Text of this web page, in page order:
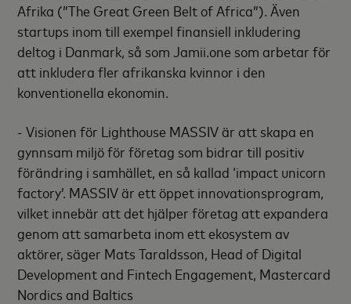
Afrika (”The Great Green Belt of Africa”). Även
startups inom till exempel finansiell inkludering
deltog i Danmark, så som Jamii.one som arbetar för
att inkludera fler afrikanska kvinnor i den
konventionella ekonomin.
- Visionen för Lighthouse MASSIV är att skapa en
gynnsam miljö för företag som bidrar till positiv
förändring i samhället, en så kallad ‘impact unicorn
factory’. MASSIV är ett öppet innovationsprogram,
vilket innebär att det hjälper företag att expandera
genom att samarbeta inom ett ekosystem av
aktörer, säger Mats Taraldsson, Head of Digital
Development and Fintech Engagement, Mastercard
Nordics and Baltics